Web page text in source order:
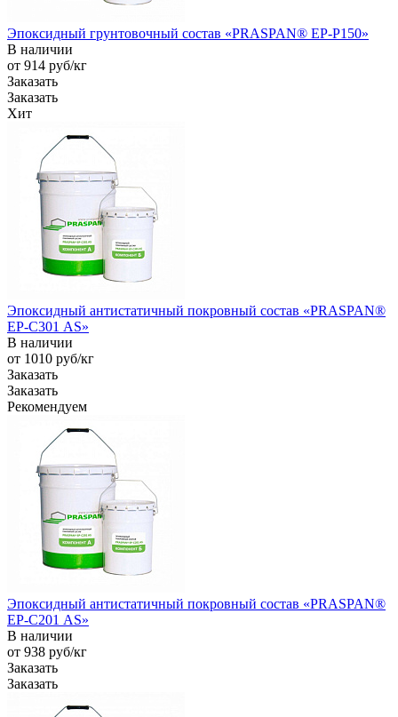
Эпоксидный грунтовочный состав «PRASPAN® EP-P150»
В наличии
от 914 руб/кг
Заказать
Заказать
Хит
Эпоксидный антистатичный покровный состав «PRASPAN®
EP-С301 AS»
В наличии
от 1010 руб/кг
Заказать
Заказать
Рекомендуем
Эпоксидный антистатичный покровный состав «PRASPAN®
EP-С201 AS»
В наличии
от 938 руб/кг
Заказать
Заказать